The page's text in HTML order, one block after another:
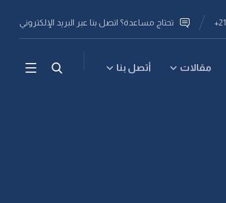
تحتاج مساعدة؟ اتصل بنا عبر البريد الإلكتروني
مقالات أتصل بنا